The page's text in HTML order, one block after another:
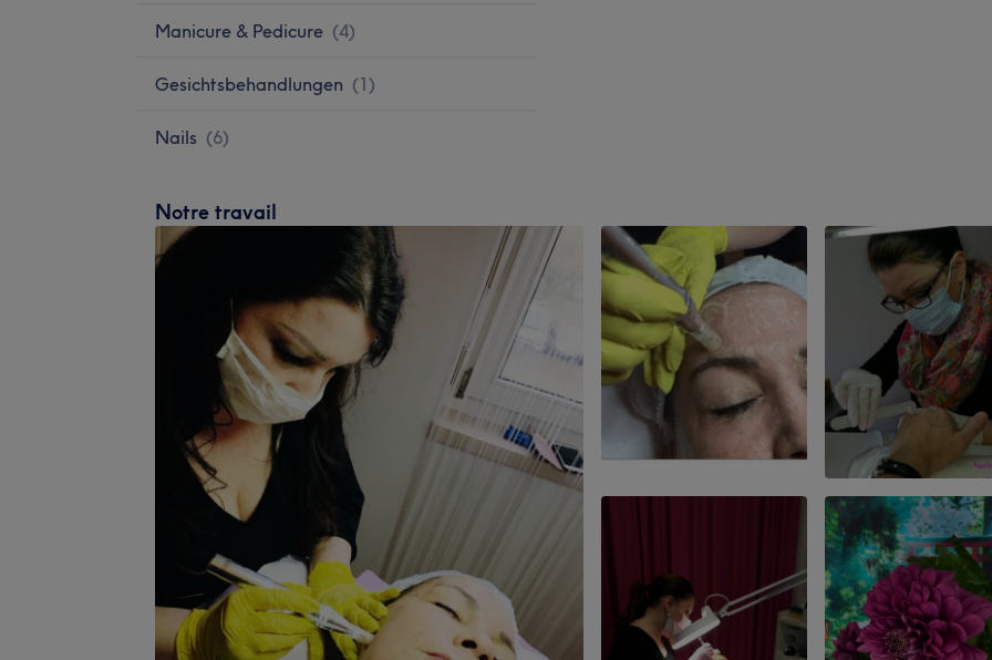
Manicure & Pedicure (4)
Gesichtsbehandlungen (1)
Nails (6)
Notre travail